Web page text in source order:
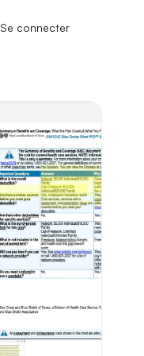
Se connecter